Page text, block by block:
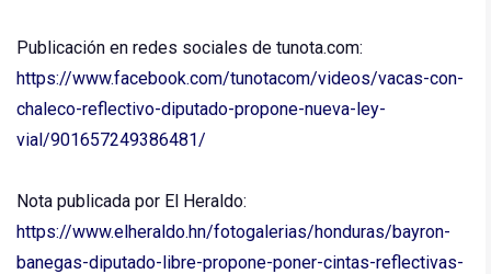
Publicación en redes sociales de tunota.com:
https://www.facebook.com/tunotacom/videos/vacas-con-
chaleco-reflectivo-diputado-propone-nueva-ley-
vial/901657249386481/
Nota publicada por El Heraldo:
https://www.elheraldo.hn/fotogalerias/honduras/bayron-
banegas-diputado-libre-propone-poner-cintas-reflectivas-